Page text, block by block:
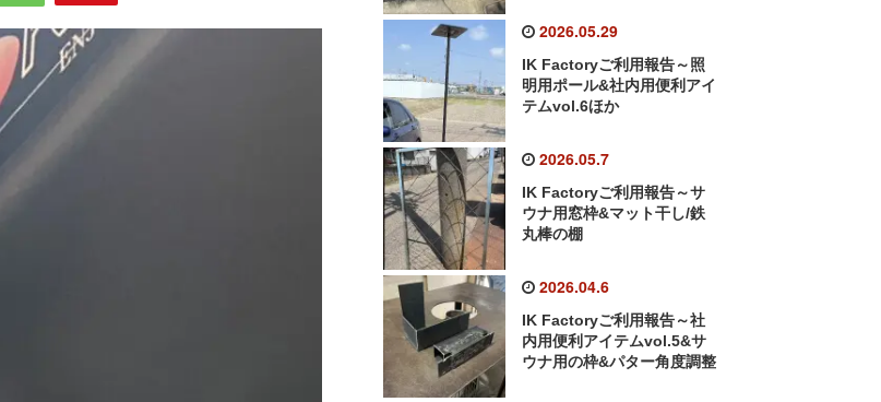
2026.05.29
IK Factoryご利用報告～照
明用ポール&社内用便利アイ
テムvol.6ほか
2026.05.7
IK Factoryご利用報告～サ
ウナ用窓枠&マット干し/鉄
丸棒の棚
2026.04.6
IK Factoryご利用報告～社
内用便利アイテムvol.5&サ
ウナ用の枠&パター角度調整